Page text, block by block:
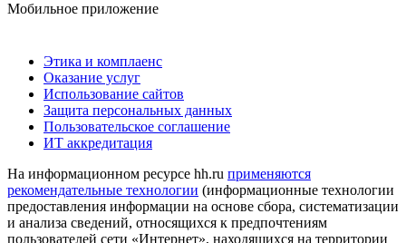
Мобильное приложение
Этика и комплаенс
Оказание услуг
Использование сайтов
Защита персональных данных
Пользовательское соглашение
ИТ аккредитация
На информационном ресурсе hh.ru применяются
рекомендательные технологии (информационные технологии
предоставления информации на основе сбора, систематизации
и анализа сведений, относящихся к предпочтениям
пользователей сети «Интернет», находящихся на территории